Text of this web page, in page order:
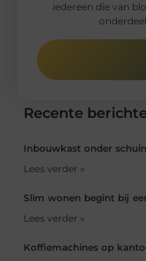
Recente
Inbouwkast onder
Lees verder »
Slim wonen begint bij
Lees verder »
Koffiemachines op
iedereen die van